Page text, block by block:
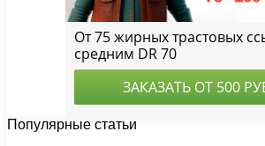
Популярные статьи